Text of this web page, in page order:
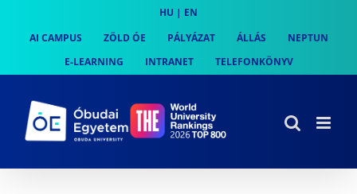
content
HU | EN
AI CAMPUS
ZÖLD ÓE PÁLYÁZAT ÁLLÁS
NEPTUN
E-LEARNING
INTRANET TELEFONKÖNYV